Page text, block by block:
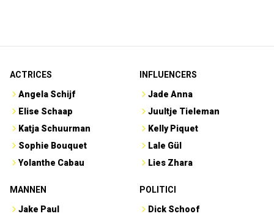
ACTRICES
Angela Schijf
Elise Schaap
Katja Schuurman
Sophie Bouquet
Yolanthe Cabau
INFLUENCERS
Jade Anna
Juultje Tieleman
Kelly Piquet
Lale Gül
Lies Zhara
MANNEN
Jake Paul
POLITICI
Dick Schoof